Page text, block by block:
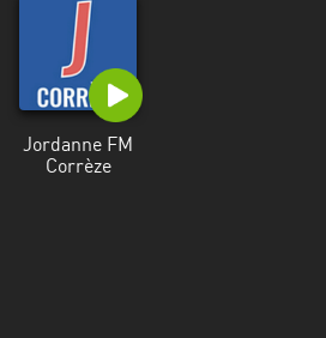
Martin
Jordanne FM
Corrèze